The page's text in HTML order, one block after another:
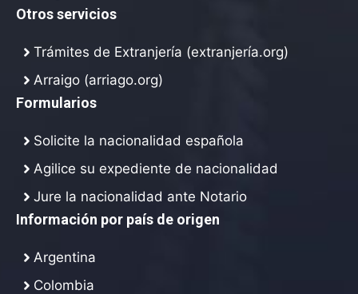
Otros servicios
Trámites de Extranjería (extranjería.org)
Arraigo (arriago.org)
Formularios
Solicite la nacionalidad española
Agilice su expediente de nacionalidad
Jure la nacionalidad ante Notario
Información por país de origen
Argentina
Colombia